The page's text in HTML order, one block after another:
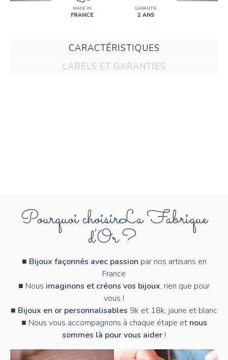
MADE IN
FRANCE
GARANTIE
2 ANS
CARACTÉRISTIQUES
LABELS ET GARANTIES
Pourquoi choisirLa Fabrique
d'Or ?
■ Bijoux façonnés avec passion par nos artisans en
France
■ Nous imaginons et créons vos bijoux, rien que pour
vous !
■ Bijoux en or personnalisables 9k et 18k, jaune et blanc
■ Nous vous accompagnons à chaque étape et nous
sommes là pour vous aider !